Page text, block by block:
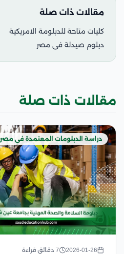
مقالات ذات صلة
كليات متاحة للدبلومة الامريكية
دبلوم صيدلة فى مصر
مقالات ذات صلة
دراسة الدبلومات المعتمدة في مصر
2026-01-26 7 دقائق قراءة